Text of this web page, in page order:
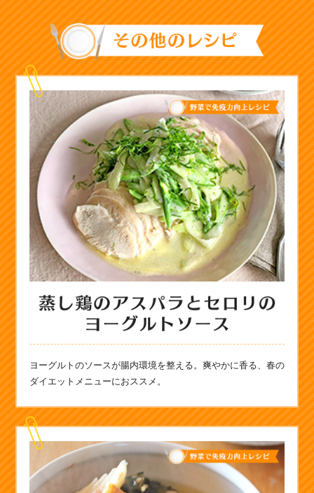
ヨーグルトのソースが腸内環境を整える。爽やかに香る、春の
ダイエットメニューにおススメ。